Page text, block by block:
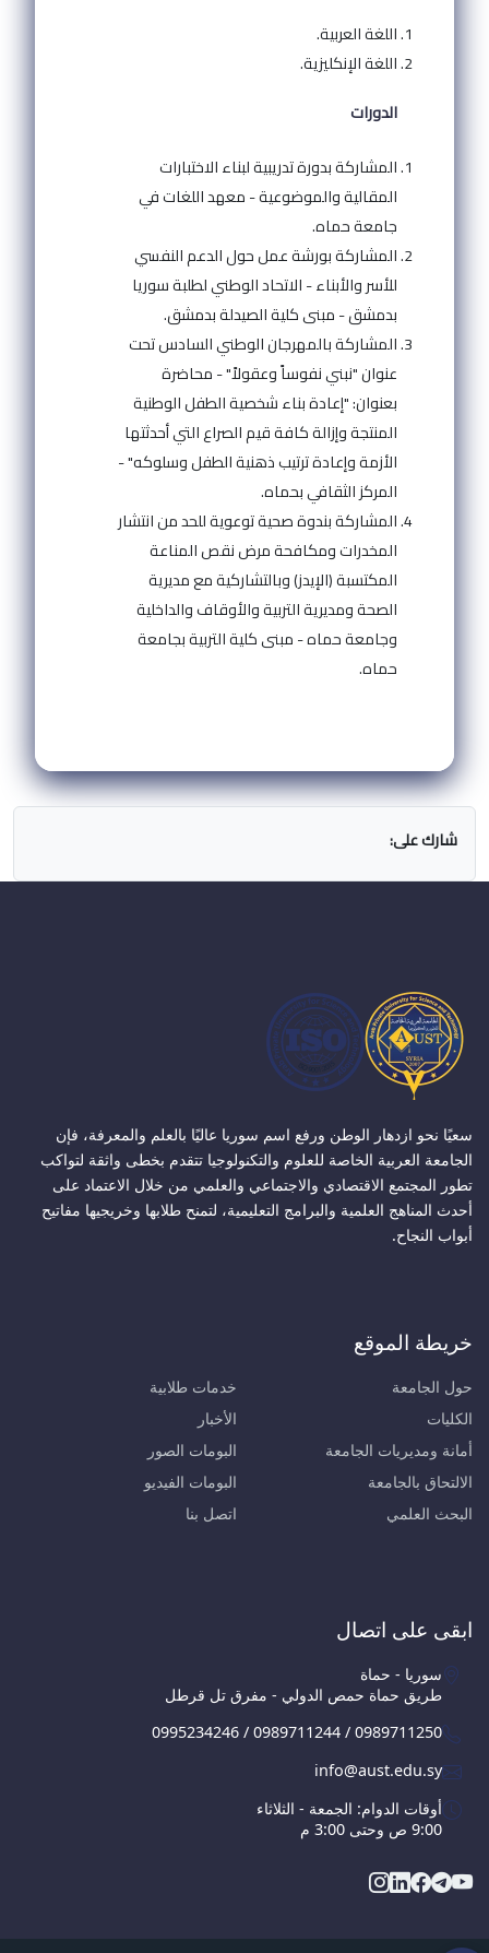
اللغة العربية.
اللغة الإنكليزية.
الدورات
المشاركة بدورة تدريبية لبناء الاختبارات
المقالية والموضوعية - معهد اللغات في
جامعة حماه.
المشاركة بورشة عمل حول الدعم النفسي
للأسر والأبناء - الاتحاد الوطني لطلبة سوريا
بدمشق - مبنى كلية الصيدلة بدمشق.
المشاركة بالمهرجان الوطني السادس تحت
عنوان "نبني نفوساً وعقولاً" - محاضرة
بعنوان: "إعادة بناء شخصية الطفل الوطنية
المنتجة وإزالة كافة قيم الصراع التي أحدثتها
الأزمة وإعادة ترتيب ذهنية الطفل وسلوكه" -
المركز الثقافي بحماه.
المشاركة بندوة صحية توعوية للحد من انتشار
المخدرات ومكافحة مرض نقص المناعة
المكتسبة (الإيدز) وبالتشاركية مع مديرية
الصحة ومديرية التربية والأوقاف والداخلية
وجامعة حماه - مبنى كلية التربية بجامعة
حماه.
شارك على:
سعيًا نحو ازدهار الوطن ورفع اسم سوريا عاليًا بالعلم والمعرفة، فإن
الجامعة العربية الخاصة للعلوم والتكنولوجيا تتقدم بخطى واثقة لتواكب
تطور المجتمع الاقتصادي والاجتماعي والعلمي من خلال الاعتماد على
أحدث المناهج العلمية والبرامج التعليمية، لتمنح طلابها وخريجيها مفاتيح
أبواب النجاح.
خريطة الموقع
حول الجامعة
الكليات
أمانة ومديريات الجامعة
الالتحاق بالجامعة
البحث العلمي
خدمات طلابية
الأخبار
البومات الصور
البومات الفيديو
اتصل بنا
ابقى على اتصال
سوريا - حماة
طريق حماة حمص الدولي - مفرق تل قرطل
0995234246 / 0989711244 / 0989711250
info@aust.edu.sy
أوقات الدوام: الجمعة - الثلاثاء
9:00 ص وحتى 3:00 م